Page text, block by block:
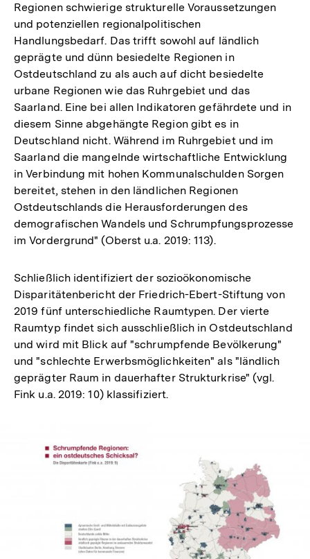
Regionen schwierige strukturelle Voraussetzungen
und potenziellen regionalpolitischen
Handlungsbedarf. Das trifft sowohl auf ländlich
geprägte und dünn besiedelte Regionen in
Ostdeutschland zu als auch auf dicht besiedelte
urbane Regionen wie das Ruhrgebiet und das
Saarland. Eine bei allen Indikatoren gefährdete und in
diesem Sinne abgehängte Region gibt es in
Deutschland nicht. Während im Ruhrgebiet und im
Saarland die mangelnde wirtschaftliche Entwicklung
in Verbindung mit hohen Kommunalschulden Sorgen
bereitet, stehen in den ländlichen Regionen
Ostdeutschlands die Herausforderungen des
demografischen Wandels und Schrumpfungsprozesse
im Vordergrund" (Oberst u.a. 2019: 113).
Schließlich identifiziert der sozioökonomische
Disparitätenbericht der Friedrich-Ebert-Stiftung von
2019 fünf unterschiedliche Raumtypen. Der vierte
Raumtyp findet sich ausschließlich in Ostdeutschland
und wird mit Blick auf "schrumpfende Bevölkerung"
und "schlechte Erwerbsmöglichkeiten" als "ländlich
geprägter Raum in dauerhafter Strukturkrise" (vgl.
Fink u.a. 2019: 10) klassifiziert.